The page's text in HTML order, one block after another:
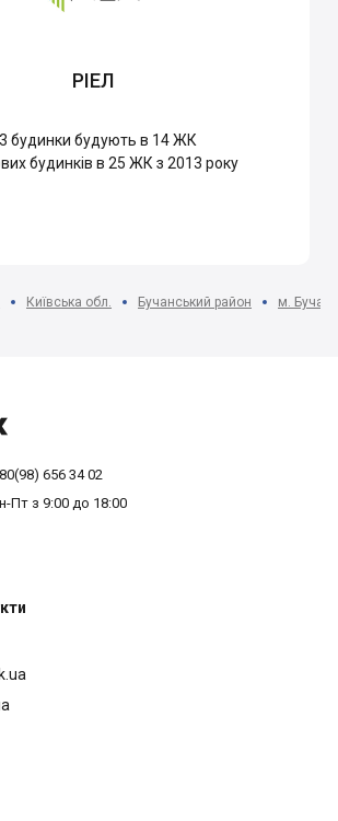
РІЕЛ
будинки будують в 14 ЖК
будинків в 25 ЖК з 2013 року
Київська обл. Бучанський район м. Буча
656 34 02
Пт з 9:00 до 18:00